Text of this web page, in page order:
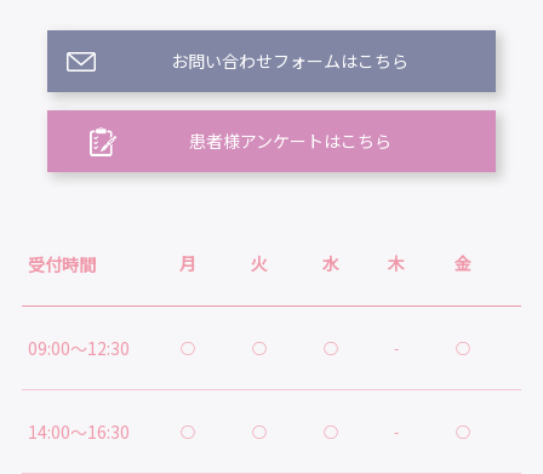
お問い合わせフォームはこちら
患者様アンケートはこちら
受付時間 月 火 水 木 金
09:00～12:30 ○ ○ ○ - ○
14:00～16:30 ○ ○ ○ - ○